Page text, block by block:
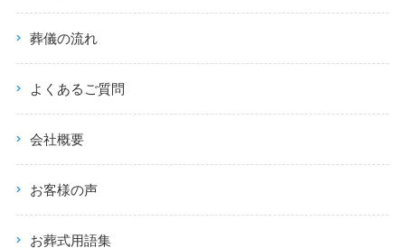
葬儀の流れ
よくあるご質問
会社概要
お客様の声
お葬式用語集